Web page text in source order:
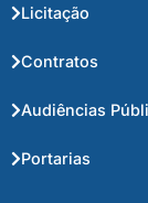
Licitação
Contratos
Audiências
Portarias